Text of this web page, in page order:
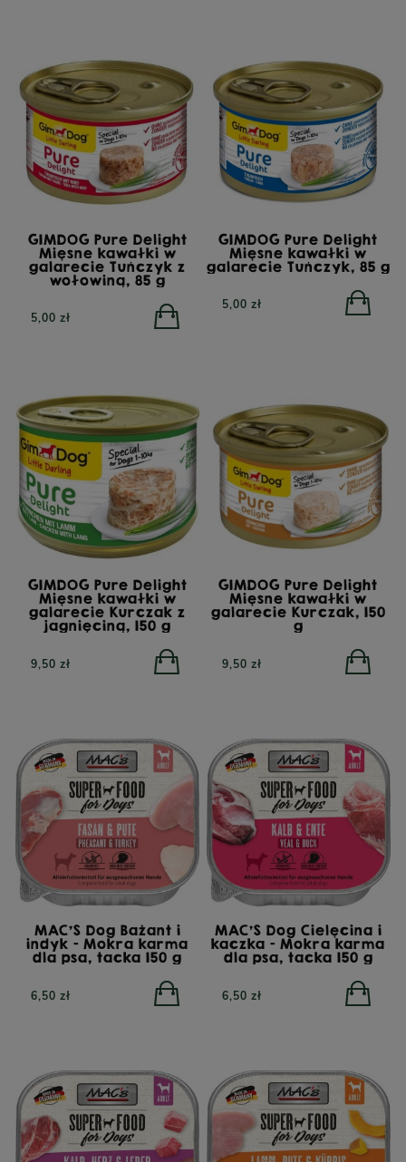
GIMDOG Pure Delight
Mięsne kawałki w
galarecie Tuńczyk z
wołowiną, 85 g
5,00 zł
GIMDOG Pure Delight
Mięsne kawałki w
galarecie Tuńczyk, 85 g
5,00 zł
GIMDOG Pure Delight
Mięsne kawałki w
galarecie Kurczak z
jagnięciną, 150 g
9,50 zł
GIMDOG Pure Delight
Mięsne kawałki w
galarecie Kurczak, 150
g
9,50 zł
MAC'S Dog Bażant i
indyk - Mokra karma
dla psa, tacka 150 g
6,50 zł
MAC'S Dog Cielęcina i
kaczka - Mokra karma
dla psa, tacka 150 g
6,50 zł